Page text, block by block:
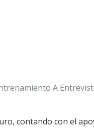
A
contando con el